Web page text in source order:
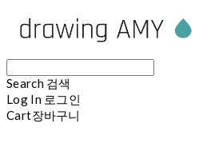
Search 검색
Log In 로그인
Cart장바구니